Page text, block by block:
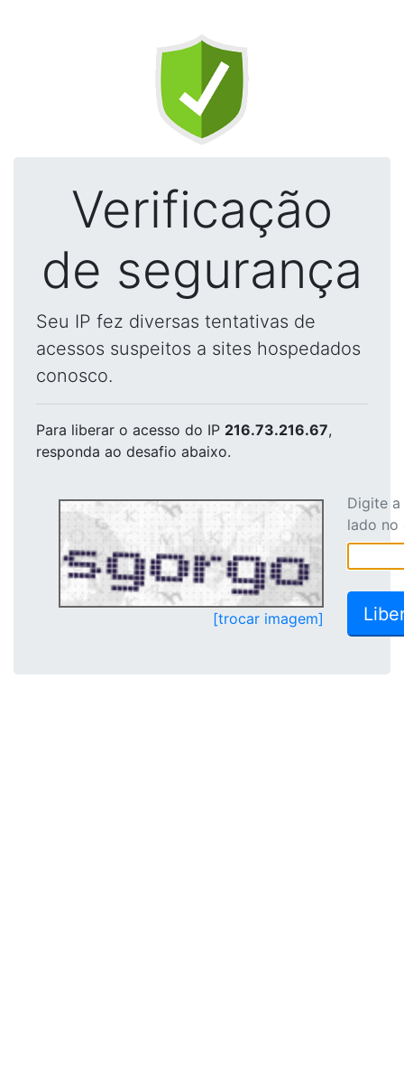
Verificação
de segurança
Seu IP fez diversas tentativas de
acessos suspeitos a sites hospedados
conosco.
Para liberar o acesso do IP 216.73.216.67,
responda ao desafio abaixo.
[trocar imagem]
Digite
lado no